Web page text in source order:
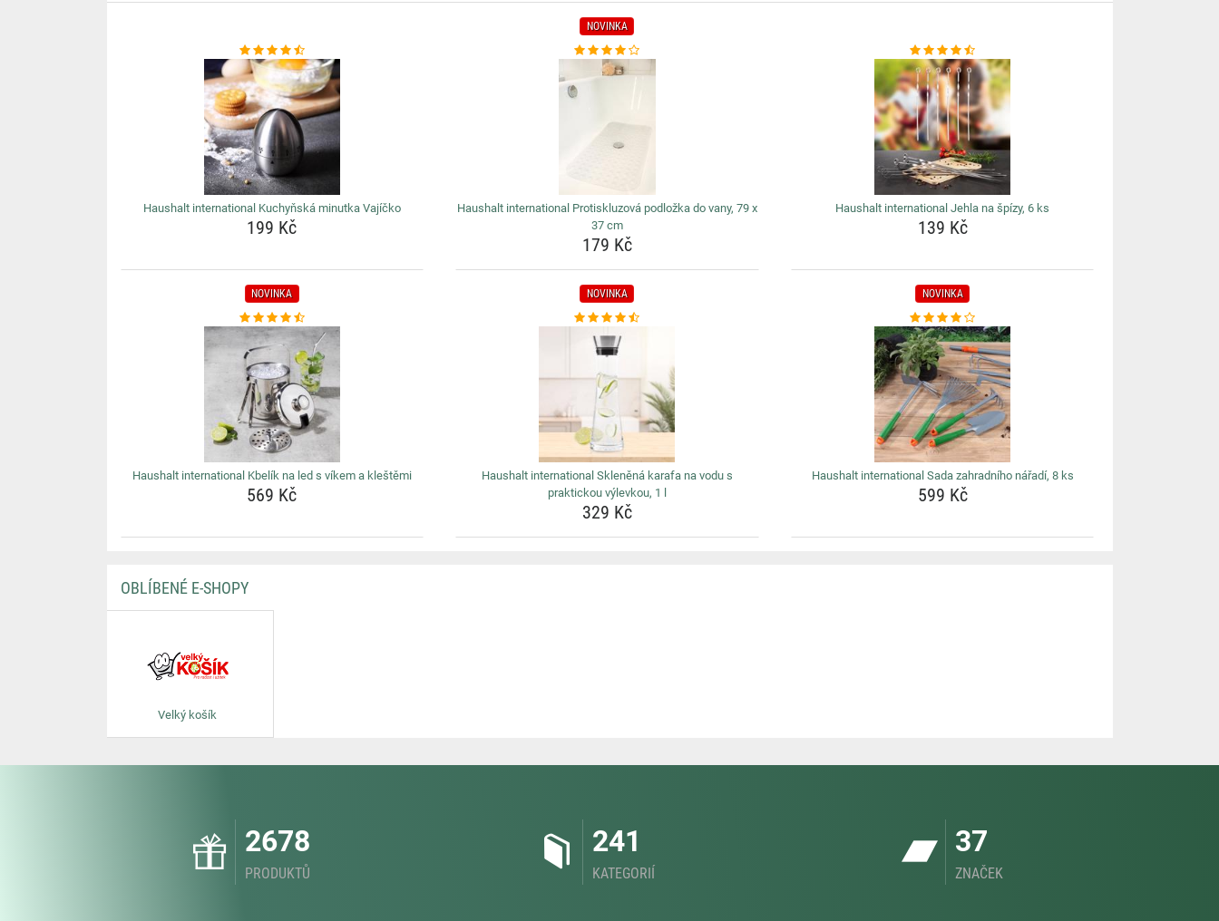
Haushalt international Kuchyňská minutka Vajíčko
199 Kč
NOVINKA
Haushalt international Protiskluzová podložka do vany, 79 x
37 cm
179 Kč
Haushalt international Jehla na špízy, 6 ks
139 Kč
NOVINKA
Haushalt international Kbelík na led s víkem a kleštěmi
569 Kč
NOVINKA
Haushalt international Skleněná karafa na vodu s
praktickou výlevkou, 1 l
329 Kč
NOVINKA
Haushalt international Sada zahradního nářadí, 8 ks
599 Kč
OBLÍBENÉ E-SHOPY
Velký košík
2678
PRODUKTŮ
241
KATEGORIÍ
37
ZNAČEK